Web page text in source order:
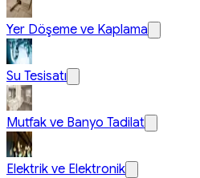
Yer Döşeme ve Kaplama
Su Tesisatı
Mutfak ve Banyo Tadilat
Elektrik ve Elektronik